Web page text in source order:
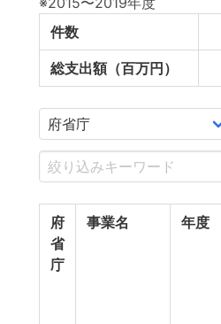
件数
総支出額（百万円）
府
省
庁
事業名 年度